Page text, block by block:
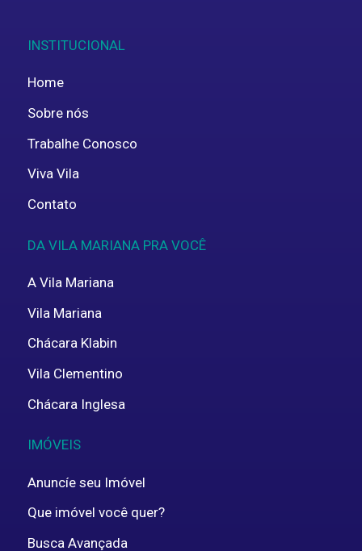
INSTITUCIONAL
Home
Sobre nós
Trabalhe Conosco
Viva Vila
Contato
DA VILA MARIANA PRA VOCÊ
A Vila Mariana
Vila Mariana
Chácara Klabin
Vila Clementino
Chácara Inglesa
IMÓVEIS
Anuncíe seu Imóvel
Que imóvel você quer?
Busca Avançada